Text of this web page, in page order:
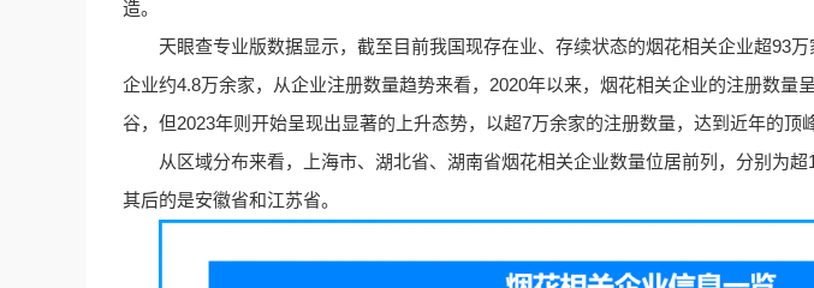
造。
天眼查专业版数据显示，截至目前我国现存在业、存续状态的烟花相关企业超93
企业约4.8万余家，从企业注册数量趋势来看，2020年以来，烟花相关企业的注册数量
谷，但2023年则开始呈现出显著的上升态势，以超7万余家的注册数量，达到近年的顶峰
从区域分布来看，上海市、湖北省、湖南省烟花相关企业数量位居前列，分别为
其后的是安徽省和江苏省。